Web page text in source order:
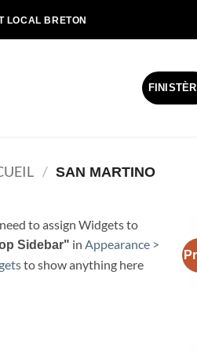
LOCAL BRETON
/ SAN MARTINO
to assign Widgets to
Sidebar" in Appearance >
to show anything here